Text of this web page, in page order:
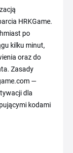
HRKGame.
po
kilku minut,
oraz do
Zasady
—
dla
kodami